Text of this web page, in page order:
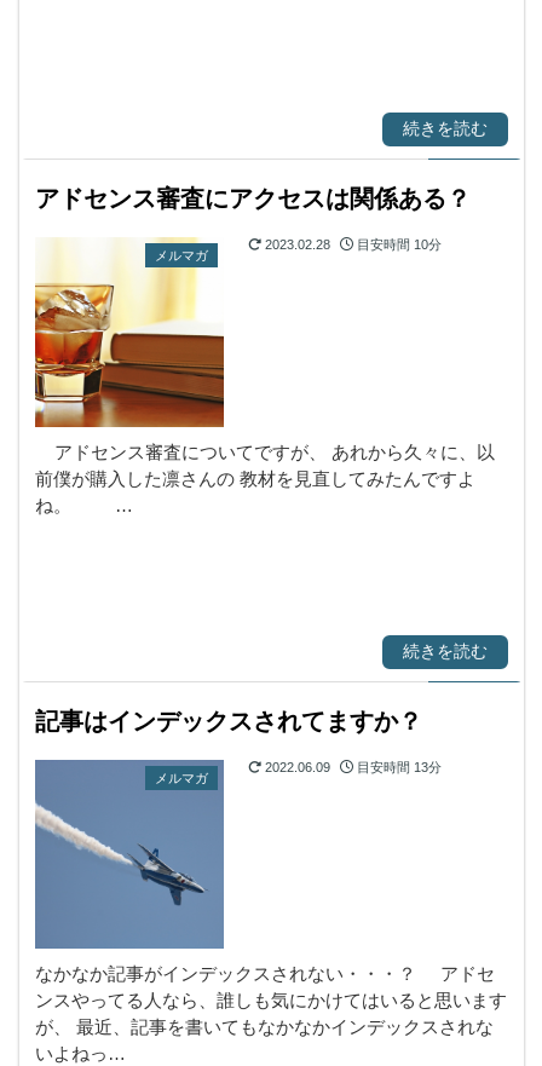
続きを読む
アドセンス審査にアクセスは関係ある？
メルマガ
2023.02.28 目安時間 10分
アドセンス審査についてですが、 あれから久々に、以
前僕が購入した凛さんの 教材を見直してみたんですよ
ね。 …
続きを読む
記事はインデックスされてますか？
メルマガ
2022.06.09 目安時間 13分
なかなか記事がインデックスされない・・・？ アドセ
ンスやってる人なら、誰しも気にかけてはいると思います
が、 最近、記事を書いてもなかなかインデックスされな
いよねっ…